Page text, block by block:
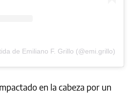
de Emiliano F. Grillo (@emi.grillo)
en la cabeza por un